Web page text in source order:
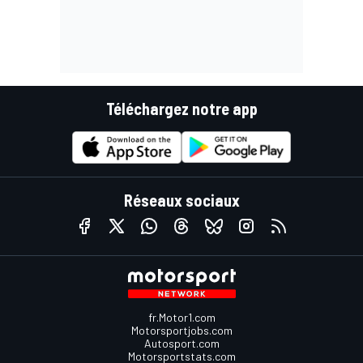
Téléchargez notre app
Réseaux sociaux
fr.Motor1.com
Motorsportjobs.com
Autosport.com
Motorsportstats.com